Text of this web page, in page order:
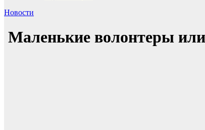
Новости
Маленькие волонтеры